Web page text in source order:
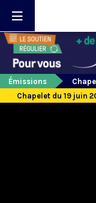
Émissions
Chapelet du 19 juin